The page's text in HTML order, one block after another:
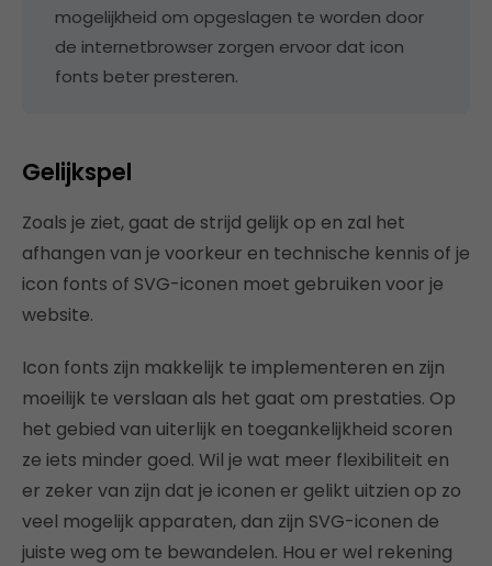
mogelijkheid om opgeslagen te worden door
de internetbrowser zorgen ervoor dat icon
fonts beter presteren.
Gelijkspel
Zoals je ziet, gaat de strijd gelijk op en zal het
afhangen van je voorkeur en technische kennis of je
icon fonts of SVG-iconen moet gebruiken voor je
website.
Icon fonts zijn makkelijk te implementeren en zijn
moeilijk te verslaan als het gaat om prestaties. Op
het gebied van uiterlijk en toegankelijkheid scoren
ze iets minder goed. Wil je wat meer flexibiliteit en
er zeker van zijn dat je iconen er gelikt uitzien op zo
veel mogelijk apparaten, dan zijn SVG-iconen de
juiste weg om te bewandelen. Hou er wel rekening